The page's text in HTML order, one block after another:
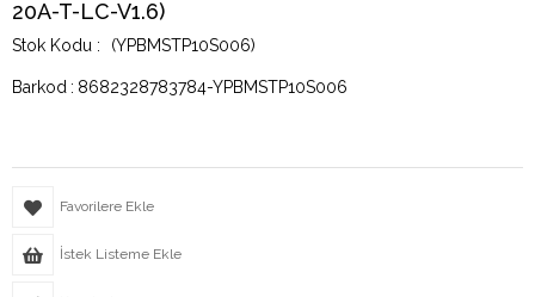
20A-T-LC-V1.6)
(YPBMSTP10S006)
Barkod : 8682328783784-YPBMSTP10S006
Favorilere Ekle
İstek Listeme Ekle